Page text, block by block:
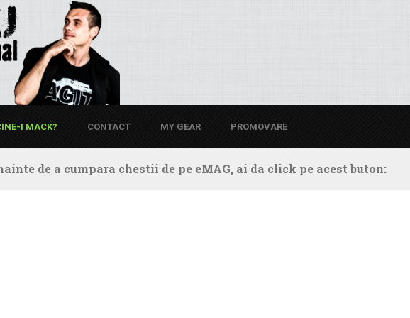
I MACK? CONTACT MY GEAR PROMOVARE
de a cumpara chestii de pe eMAG, ai da click pe acest buton: